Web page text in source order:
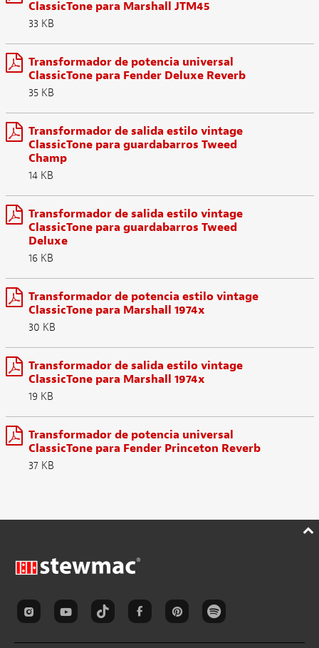
ClassicTone para Marshall JTM45
33 KB
Transformador de potencia universal
ClassicTone para Fender Deluxe Reverb
35 KB
Transformador de salida estilo vintage
ClassicTone para guardabarros Tweed
Champ
14 KB
Transformador de salida estilo vintage
ClassicTone para guardabarros Tweed
Deluxe
16 KB
Transformador de potencia estilo vintage
ClassicTone para Marshall 1974x
30 KB
Transformador de salida estilo vintage
ClassicTone para Marshall 1974x
19 KB
Transformador de potencia universal
ClassicTone para Fender Princeton Reverb
37 KB